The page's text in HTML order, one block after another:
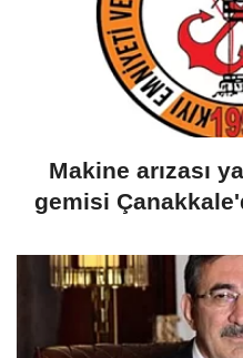
Makine arızası
gemisi